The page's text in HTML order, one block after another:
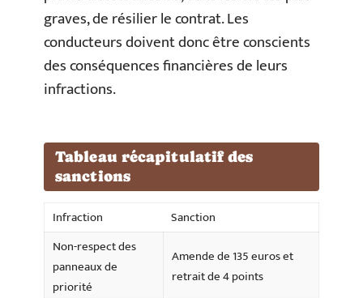
graves, de résilier le contrat. Les
conducteurs doivent donc être conscients
des conséquences financières de leurs
infractions.
Tableau récapitulatif des
sanctions
Infraction
Sanction
Non-respect des
panneaux de
priorité
Amende de 135 euros et
retrait de 4 points